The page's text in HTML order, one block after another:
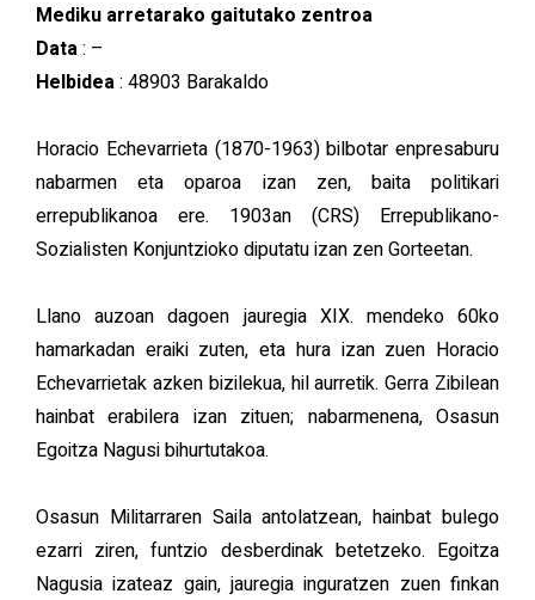
Mediku arretarako gaitutako zentroa
Data: –
Helbidea: 48903 Barakaldo
Horacio Echevarrieta (1870-1963) bilbotar enpresaburu
nabarmen eta oparoa izan zen, baita politikari
errepublikanoa ere. 1903an (CRS) Errepublikano-
Sozialisten Konjuntzioko diputatu izan zen Gorteetan.
Llano auzoan dagoen jauregia XIX. mendeko 60ko
hamarkadan eraiki zuten, eta hura izan zuen Horacio
Echevarrietak azken bizilekua, hil aurretik. Gerra Zibilean
hainbat erabilera izan zituen; nabarmenena, Osasun
Egoitza Nagusi bihurtutakoa.
Osasun Militarraren Saila antolatzean, hainbat bulego
ezarri ziren, funtzio desberdinak betetzeko. Egoitza
Nagusia izateaz gain, jauregia inguratzen zuen finkan